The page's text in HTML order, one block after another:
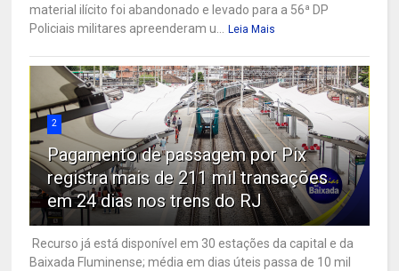
material ilícito foi abandonado e levado para a 56ª DP
Policiais militares apreenderam u... Leia Mais
2
Pagamento de passagem por Pix
registra mais de 211 mil transações
em 24 dias nos trens do RJ
Recurso já está disponível em 30 estações da capital e da
Baixada Fluminense; média em dias úteis passa de 10 mil